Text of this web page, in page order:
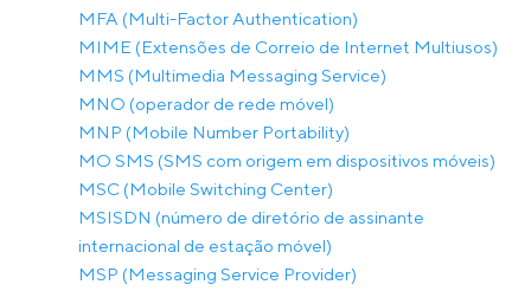
MFA (Multi-Factor Authentication)
MIME (Extensões de Correio de Internet Multiusos)
MMS (Multimedia Messaging Service)
MNO (operador de rede móvel)
MNP (Mobile Number Portability)
MO SMS (SMS com origem em dispositivos móveis)
MSC (Mobile Switching Center)
MSISDN (número de diretório de assinante
internacional de estação móvel)
MSP (Messaging Service Provider)